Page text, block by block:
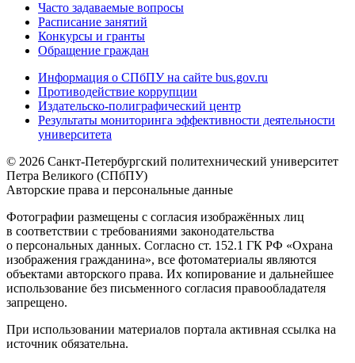
Часто задаваемые вопросы
Расписание занятий
Конкурсы и гранты
Обращение граждан
Информация о СПбПУ на сайте bus.gov.ru
Противодействие коррупции
Издательско-полиграфический центр
Результаты мониторинга эффективности деятельности
университета
© 2026 Санкт-Петербургский политехнический университет
Петра Великого (СПбПУ)
Авторские права и персональные данные
Фотографии размещены с согласия изображённых лиц
в соответствии с требованиями законодательства
о персональных данных. Согласно ст. 152.1 ГК РФ «Охрана
изображения гражданина», все фотоматериалы являются
объектами авторского права. Их копирование и дальнейшее
использование без письменного согласия правообладателя
запрещено.
При использовании материалов портала активная ссылка на
источник обязательна.